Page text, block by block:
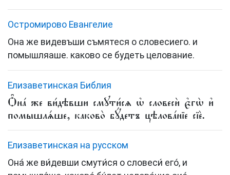
Остромирово Евангелие
Она же видевъши съмятеся о словесиего. и
помышляаше. каково се будеть целование.
Елизаветинская Библия
Ѻ҆на́ же ви́дѣвши смꙋти́сѧ ѡ҆ словесѝ є҆гѡ̀ и҆
помышлѧ́ше, каково̀ бꙋ́детъ цѣлова́нїе сїѐ.
Елизаветинская на русском
Oна́ же ви́девши смути́ся о словеси́ eго́, и